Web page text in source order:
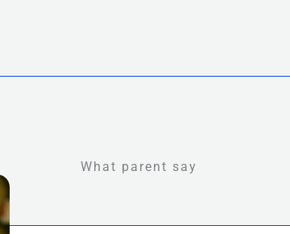
What parent say